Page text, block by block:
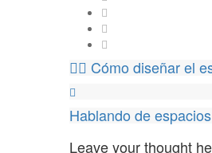
Cómo diseñar el
Hablando de
Leave your thought